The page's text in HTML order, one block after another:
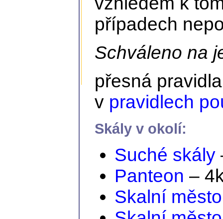
případech
Schváleno na
přesná
v pravidlech
Skály v okolí:
Suché skály
Panteon –
Skalní